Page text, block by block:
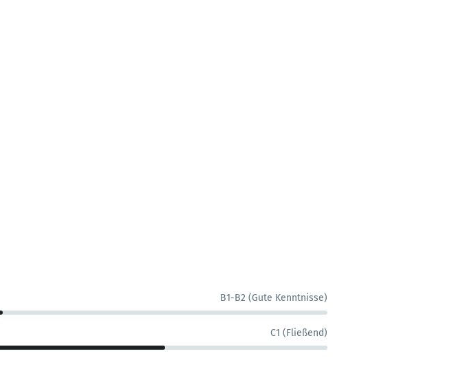
B1-B2 (Gute Kenntnisse)
C1 (Fließend)